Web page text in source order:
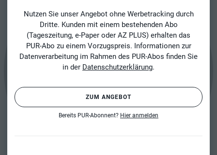
Nutzen Sie unser Angebot ohne Werbetracking durch
Dritte. Kunden mit einem bestehenden Abo
(Tageszeitung, e-Paper oder AZ PLUS) erhalten das
PUR-Abo zu einem Vorzugspreis. Informationen zur
Datenverarbeitung im Rahmen des PUR-Abos finden Sie
in der Datenschutzerklärung.
ZUM ANGEBOT
Bereits PUR-Abonnent? Hier anmelden